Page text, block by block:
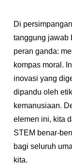
Di
tanggung jawab
peran ganda:
kompas moral.
inovasi yang
dipandu oleh
kemanusiaan.
elemen ini, kita
STEM benar-
bagi seluruh
kita.